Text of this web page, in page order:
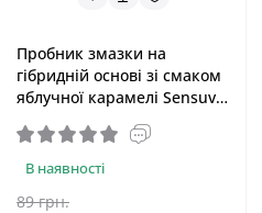
Пробник змазки на
гібридній основі зі смаком
яблучної карамелі Sensuva
Hybrid Formula Caramel
Apple, 6 ml
В наявності
89 грн.